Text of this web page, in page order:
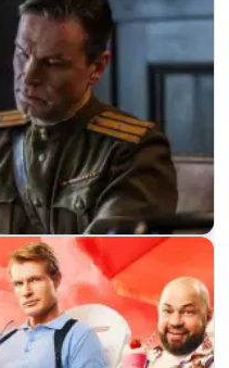
и всё, что известно